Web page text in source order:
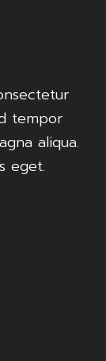
tempor
aliqua.
eget.